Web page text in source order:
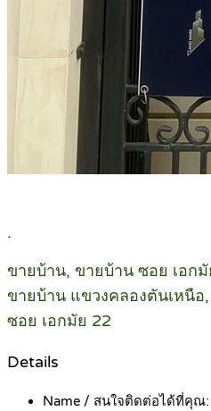
.
ขายบ้าน, ขายบ้าน ซอย เอก
ขายบ้าน แขวงคลองตันเหนือ
ซอย เอกมัย 22
Details
Name / สนใจติดต่อได้ที่คุณ: